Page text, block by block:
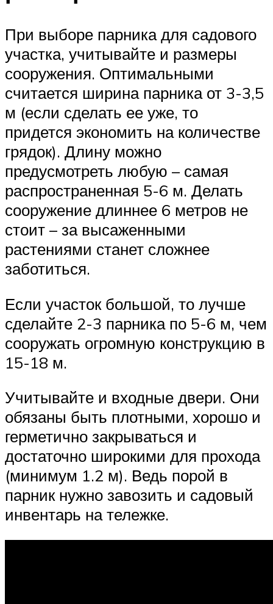
При выборе парника для садового
участка, учитывайте и размеры
сооружения. Оптимальными
считается ширина парника от 3-3,5
м (если сделать ее уже, то
придется экономить на количестве
грядок). Длину можно
предусмотреть любую – самая
распространенная 5-6 м. Делать
сооружение длиннее 6 метров не
стоит – за высаженными
растениями станет сложнее
заботиться.
Если участок большой, то лучше
сделайте 2-3 парника по 5-6 м, чем
сооружать огромную конструкцию в
15-18 м.
Учитывайте и входные двери. Они
обязаны быть плотными, хорошо и
герметично закрываться и
достаточно широкими для прохода
(минимум 1.2 м). Ведь порой в
парник нужно завозить и садовый
инвентарь на тележке.